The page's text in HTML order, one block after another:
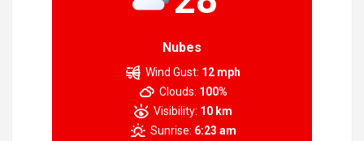
Nubes
Wind Gust: 12 mph
Clouds: 100%
Visibility: 10 km
Sunrise: 6:23 am